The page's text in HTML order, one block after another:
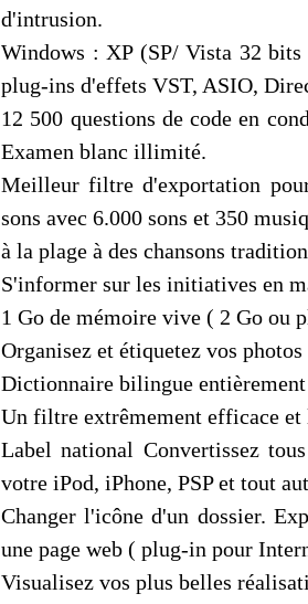
d'intrusion.
Windows : XP (SP/ Vista 32
plug-ins d'effets VST, ASIO,
12 500 questions de code en
Examen blanc illimité.
Meilleur filtre d'exportation
sons avec 6.000 sons et 350
à la plage à des chansons
S'informer sur les initiatives en
1 Go de mémoire vive ( 2 Go ou
Organisez et étiquetez vos
Dictionnaire bilingue
Un filtre extrêmement efficace et
Label national Convertissez
votre iPod, iPhone, PSP et tout
Changer l'icône d'un dossier.
une page web ( plug-in pour
Visualisez vos plus belles